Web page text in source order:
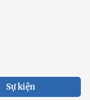
Sự kiện